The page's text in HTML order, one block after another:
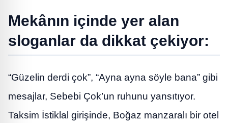
Mekânın içinde yer alan
sloganlar da dikkat çekiyor:
“Güzelin derdi çok”, “Ayna ayna söyle bana” gibi
mesajlar, Sebebi Çok’un ruhunu yansıtıyor.
Taksim İstiklal girişinde, Boğaz manzaralı bir otel